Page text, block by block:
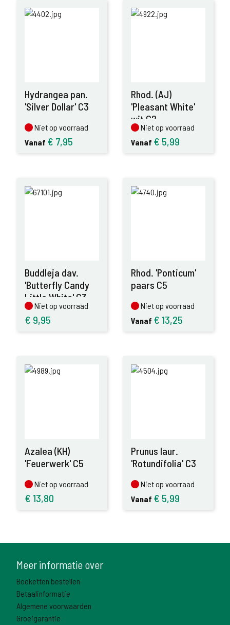
Hydrangea pan.
'Silver Dollar' C3
Niet op voorraad
Niet op voorraad
Vanaf € 7,95
Rhod. (AJ)
'Pleasant White'
wit C2
Niet op voorraad
Niet op voorraad
Vanaf € 5,99
Buddleja dav.
'Butterfly Candy
Little White' C3
Niet op voorraad
Niet op voorraad
€ 9,95
Rhod. 'Ponticum'
paars C5
Niet op voorraad
Niet op voorraad
Vanaf € 13,25
Azalea (KH)
'Feuerwerk' C5
Niet op voorraad
Niet op voorraad
€ 13,80
Prunus laur.
'Rotundifolia' C3
Niet op voorraad
Niet op voorraad
Vanaf € 5,99
Meer informatie over
Boeketten bestellen
Betaalinformatie
Algemene voorwaarden
Groeigarantie